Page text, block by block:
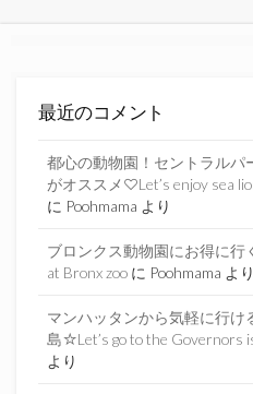
最近のコメント
都心の動物園！セントラルパ
がオススメ♡Let’s enjoy sea
に Poohmama より
ブロンクス動物園にお得に行
at Bronx zoo に Poohmama より
マンハッタンから気軽に行
島☆Let’s go to the Governors
より